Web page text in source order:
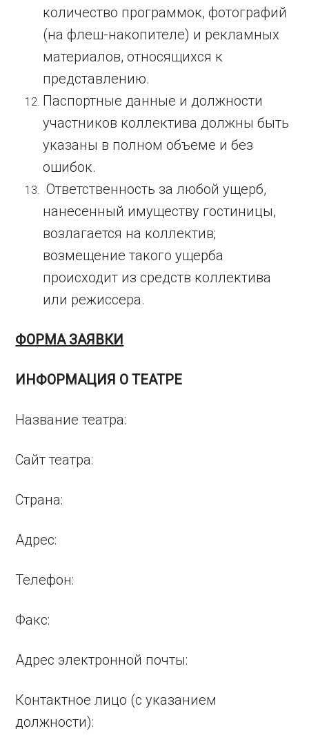
количество программок, фотографий
(на флеш-накопителе) и рекламных
материалов, относящихся к
представлению.
Паспортные данные и должности
участников коллектива должны быть
указаны в полном объеме и без
ошибок.
Ответственность за любой ущерб,
нанесенный имуществу гостиницы,
возлагается на коллектив;
возмещение такого ущерба
происходит из средств коллектива
или режиссера.
ФОРМА ЗАЯВКИ
ИНФОРМАЦИЯ О ТЕАТРЕ
Название театра:
Сайт театра:
Страна:
Адрес:
Телефон:
Факс:
Адрес электронной почты:
Контактное лицо (с указанием
должности):